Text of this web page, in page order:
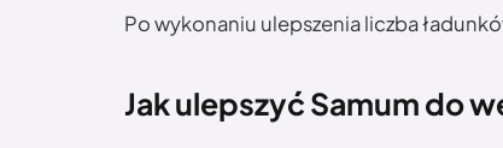
Po wykonaniu ulepszenia liczba
Jak ulepszyć Samum do